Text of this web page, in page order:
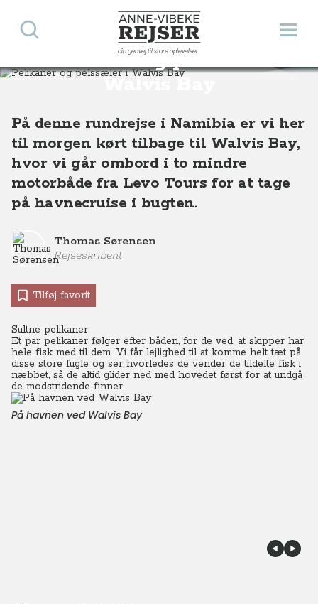
Anne-Vibeke Rejser
din genvej til store oplevelser
Åbn
Søg
Pelikaner og pelssæler i
Walvis Bay
Destinationer Afrika Namibia Pelikaner og pelssæler i Walvis Bay
På denne rundrejse i Namibia er vi her
til morgen kørt tilbage til Walvis Bay,
hvor vi går ombord i to mindre
motorbåde fra Levo Tours for at tage
på havnecruise i bugten.
Thomas Sørensen
Rejseskribent
Tilføj favorit
Sultne pelikaner
Et par pelikaner følger efter båden, for de ved, at skipper har
hele fisk med til dem. Vi får lejlighed til at komme helt tæt på
disse store fugle og ser hvorledes de vender de tildelte fisk i
næbbet, så de altid glider ned med hovedet først for at undgå
de modstridende finner.
På havnen ved Walvis Bay